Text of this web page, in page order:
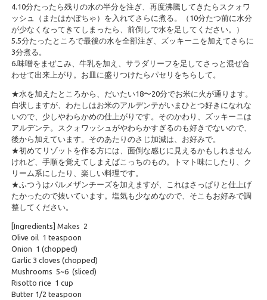
4.10分たったら残りの水の半分を注ぎ、再度沸騰してきたらスクォワ
ッシュ（またはかぼちゃ）を入れてさらに煮る。（10分たつ前に水分
が少なくなってきてしまったら、前倒しで水を足してください。）
5.5分たったところで最後の水を全部注ぎ、ズッキーニを加えてさらに
3分煮る。
6.味噌をまぜこみ、牛乳を加え、サラダリーフを足してさっと混ぜ合
わせて出来上がり。お皿に盛りつけたらパセリをちらして。
★水を加えたところから、だいたい18〜20分でお米に火が通ります。
白状しますが、わたしはお米のアルデンテがいまひとつ好きになれな
いので、少しやわらかめの仕上がりです。そのかわり、ズッキーニは
アルデンテ。スクォワッシュがやわらかすぎるのも好きでないので、
後から加えています。そのあたりのさじ加減は、お好みで。
★初めてリゾットを作る方には、面倒な感じに見えるかもしれません
けれど、手順を覚えてしまえばこっちのもの。トマト味にしたり、ク
リーム系にしたり、楽しい料理です。
★ふつうはパルメザンチーズを加えますが、これはさっぱりと仕上げ
たかったので抜いています。塩気も少なめなので、そこもお好みで調
整してください。
[Ingredients] Makes 2
Olive oil 1 teaspoon
Onion 1 (chopped)
Garlic 3 cloves (chopped)
Mushrooms 5~6 (sliced)
Risotto rice 1 cup
Butter 1/2 teaspoon